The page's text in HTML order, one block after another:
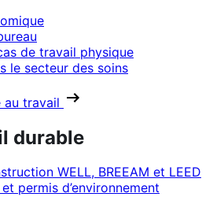
de travail physique
le secteur des soins
au travail
durable
WELL, BREEAM et LEED
permis d’environnement